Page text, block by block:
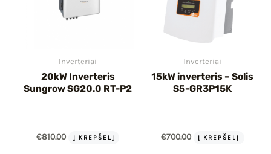
Inverteriai
20kW Inverteris
Sungrow SG20.0 RT-P2
€810.00 Į KREPŠELĮ
Inverteriai
15kW inverteris – Solis
S5-GR3P15K
€700.00 Į KREPŠELĮ